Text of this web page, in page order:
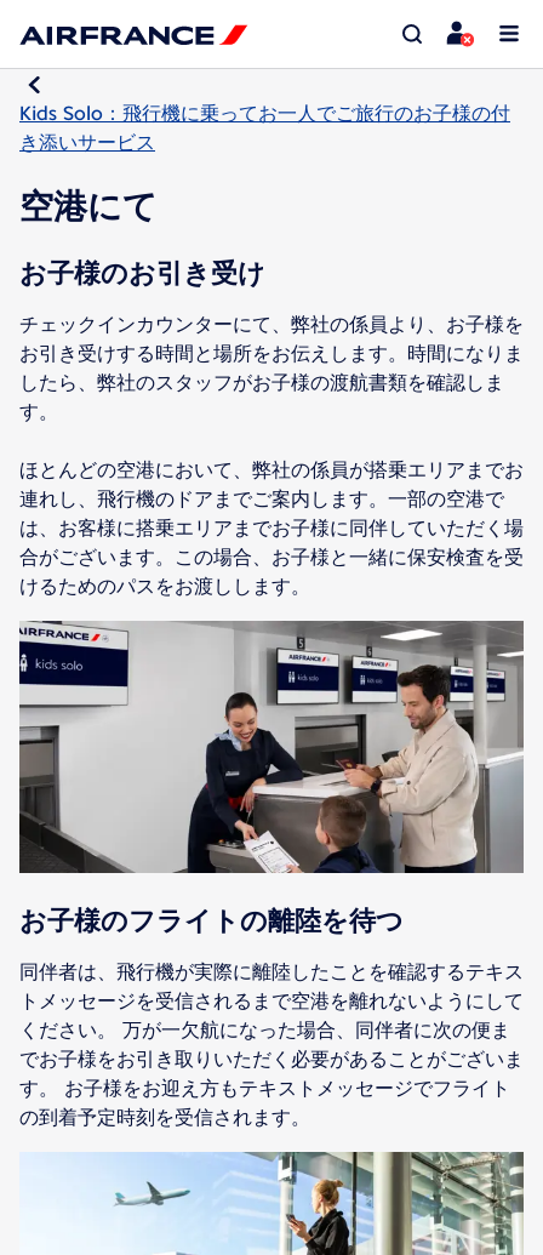
Kids Solo：飛行機に乗ってお一人でご旅行のお子様の付
き添いサービス
空港にて
お子様のお引き受け
チェックインカウンターにて、弊社の係員より、お子様を
お引き受けする時間と場所をお伝えします。時間になりま
したら、弊社のスタッフがお子様の渡航書類を確認しま
す。
ほとんどの空港において、弊社の係員が搭乗エリアまでお
連れし、飛行機のドアまでご案内します。一部の空港で
は、お客様に搭乗エリアまでお子様に同伴していただく場
合がございます。この場合、お子様と一緒に保安検査を受
けるためのパスをお渡しします。
お子様のフライトの離陸を待つ
同伴者は、飛行機が実際に離陸したことを確認するテキス
トメッセージを受信されるまで空港を離れないようにして
ください。 万が一欠航になった場合、同伴者に次の便ま
でお子様をお引き取りいただく必要があることがございま
す。 お子様をお迎え方もテキストメッセージでフライト
の到着予定時刻を受信されます。